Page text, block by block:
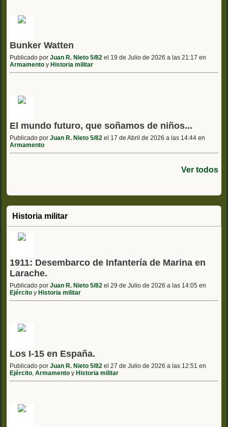
Bunker Watten
Publicado por Juan R. Nieto 5/82 el 19 de Julio de 2026 a las 21:17 en
Armamento y Historia militar
El mundo futuro, que soñamos de niños...
Publicado por Juan R. Nieto 5/82 el 17 de Abril de 2026 a las 14:44 en
Armamento
Ver todos
Historia militar
1911: Desembarco de Infantería de Marina en
Larache.
Publicado por Juan R. Nieto 5/82 el 29 de Julio de 2026 a las 14:05 en
Ejército y Historia militar
Los I-15 en España.
Publicado por Juan R. Nieto 5/82 el 27 de Julio de 2026 a las 12:51 en
Ejército Armamento y Historia militar